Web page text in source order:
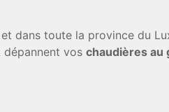
dans toute la province du
dépannent voschaudières au